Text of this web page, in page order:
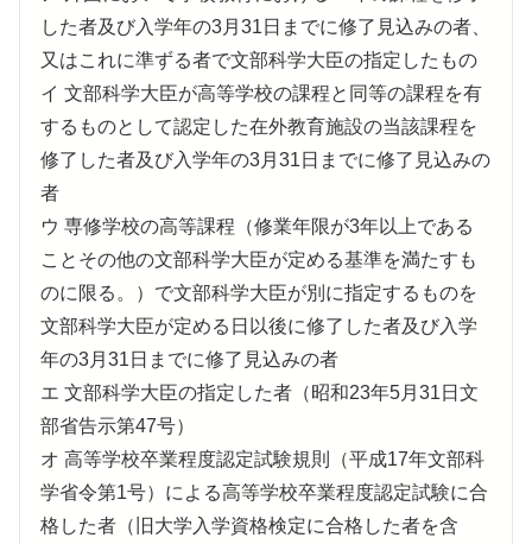
した者及び入学年の3月31日までに修了見込みの者、
又はこれに準ずる者で文部科学大臣の指定したもの
イ 文部科学大臣が高等学校の課程と同等の課程を有
するものとして認定した在外教育施設の当該課程を
修了した者及び入学年の3月31日までに修了見込みの
者
ウ 専修学校の高等課程（修業年限が3年以上である
ことその他の文部科学大臣が定める基準を満たすも
のに限る。）で文部科学大臣が別に指定するものを
文部科学大臣が定める日以後に修了した者及び入学
年の3月31日までに修了見込みの者
エ 文部科学大臣の指定した者（昭和23年5月31日文
部省告示第47号）
オ 高等学校卒業程度認定試験規則（平成17年文部科
学省令第1号）による高等学校卒業程度認定試験に合
格した者（旧大学入学資格検定に合格した者を含